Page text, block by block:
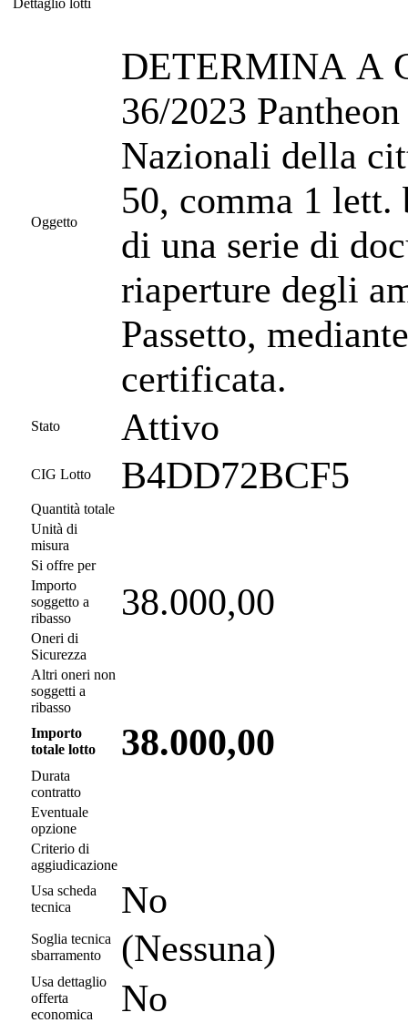
Dettaglio lotti
Oggetto
DETERMINA A
36/2023 Pantheon e Castel Sant’Angelo - Direzione Musei
Nazionali della
50, comma 1 lett.
di una serie di
riaperture degli
Passetto,
certificata.
Stato Attivo
CIG Lotto B4DD72BCF5
Quantità totale
Unità di
misura
Si offre per
Importo
soggetto a
ribasso
38.000,00
Oneri di
Sicurezza
Altri oneri non
soggetti a
ribasso
Importo
totale lotto
38.000,00
Durata
contratto
Eventuale
opzione
Criterio di
aggiudicazione
Usa scheda
tecnica
No
Soglia tecnica
sbarramento
(Nessuna)
Usa dettaglio
offerta
economica
No